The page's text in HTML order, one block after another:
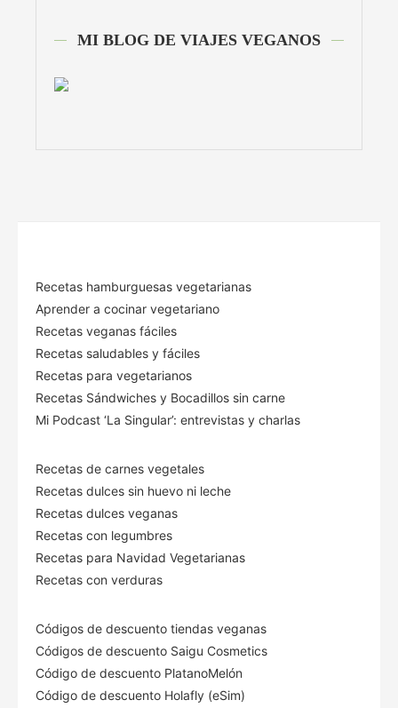
MI BLOG DE VIAJES VEGANOS
Recetas hamburguesas vegetarianas
Aprender a cocinar vegetariano
Recetas veganas fáciles
Recetas saludables y fáciles
Recetas para vegetarianos
Recetas Sándwiches y Bocadillos sin carne
Mi Podcast ‘La Singular’: entrevistas y charlas
Recetas de carnes vegetales
Recetas dulces sin huevo ni leche
Recetas dulces veganas
Recetas con legumbres
Recetas para Navidad Vegetarianas
Recetas con verduras
Códigos de descuento tiendas veganas
Códigos de descuento Saigu Cosmetics
Código de descuento PlatanoMelón
Código de descuento Holafly (eSim)